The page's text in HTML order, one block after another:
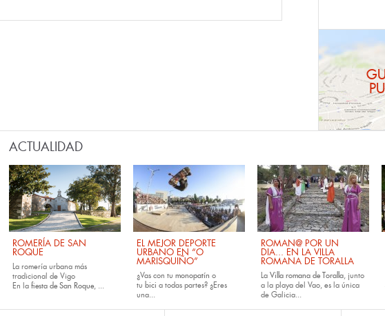
ACTUALIDAD
ROMERÍA DE SAN
ROQUE
La romería urbana más
tradicional de Vigo
En la fiesta de San Roque, ...
EL MEJOR DEPORTE
URBANO EN “O
MARISQUIÑO”
¿Vas con tu monopatín o
tu bici a todas partes? ¿Eres
una...
ROMAN@ POR UN
DIA... EN LA VILLA
ROMANA DE TORALLA
La Villa romana de Toralla, junto
a la playa del Vao, es la única
de Galicia...